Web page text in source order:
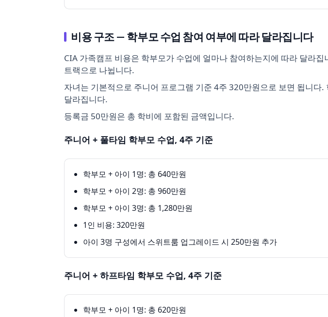
비용 구조 — 학부모 수업 참여 여부에 따라 달라집니다
CIA 가족캠프 비용은 학부모가 수업에 얼마나 참여하는지에 따라 달라
트랙으로 나뉩니다.
자녀는 기본적으로 주니어 프로그램 기준 4주 320만원으로 보면 됩니
달라집니다.
등록금 50만원은 총 학비에 포함된 금액입니다.
주니어 + 풀타임 학부모 수업, 4주 기준
학부모 + 아이 1명: 총 640만원
학부모 + 아이 2명: 총 960만원
학부모 + 아이 3명: 총 1,280만원
1인 비용: 320만원
아이 3명 구성에서 스위트룸 업그레이드 시 250만원 추가
주니어 + 하프타임 학부모 수업, 4주 기준
학부모 + 아이 1명: 총 620만원